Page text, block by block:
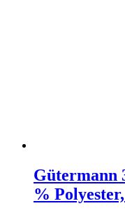
Gütermann
%